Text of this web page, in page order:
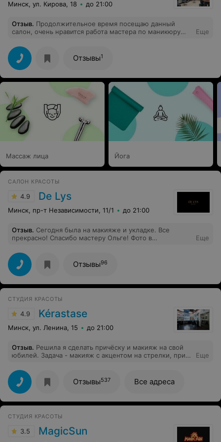
Минск, ул. Кирова, 18 до 21:00
Отзыв. Продолжительное время посещаю данный
салон, очень нравится работа мастера по маникюру
Материалы, которыми выполнена работа,
выдерживают 3 недели. P.S. Здоровья, удачи и
процветания.
Еще
Отзывы1
Массаж лица Йога
САЛОН КРАСОТЫ
4.9 De Lys
Минск, пр-т Независимости, 11/1 до 21:00
Отзыв. Сегодня была на макияже и укладке. Все
прекрасно! Спасибо мастеру Ольге! Фото в
Еще
Отзывы96
СТУДИЯ КРАСОТЫ
4.9 Kérastase
Минск, ул. Ленина, 15 до 21:00
Отзыв. Решила я сделать причёску и макияж на свой
юбилей. Задача - макияж с акцентом на стрелки, при
косметикой, то есть не привыкла я к нескольким
слоям тонального крема и всего остального, что не
нужны и блестки и тени... Но все делали наоборот.
Причёска в виде пучка низкого тоже не получилась.
Как говорили не -10, а плюс 20 получилось. Тонна
если бы сама готовилась. Вот честно. Понимаю, что
мастер старался, и вроде любезная и приятная, но,
наверное, ее работа заточена под более возрастных
Еще
Отзывы537 Все адреса
СТУДИЯ КРАСОТЫ
3.5 MagicSun